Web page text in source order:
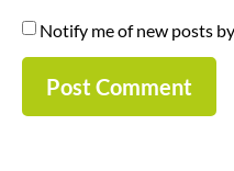
Notify me of new posts